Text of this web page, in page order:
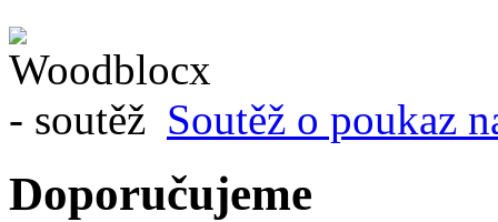
Soutěž o poukaz
Doporučujeme